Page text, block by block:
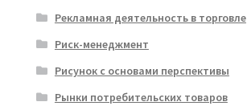
Рекламная деятельность в торговле
Риск-менеджмент
Рисунок с основами перспективы
Рынки потребительских товаров